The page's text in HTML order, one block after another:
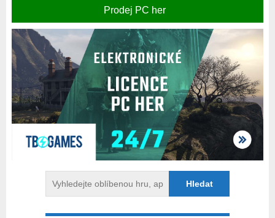
Prodej PC her